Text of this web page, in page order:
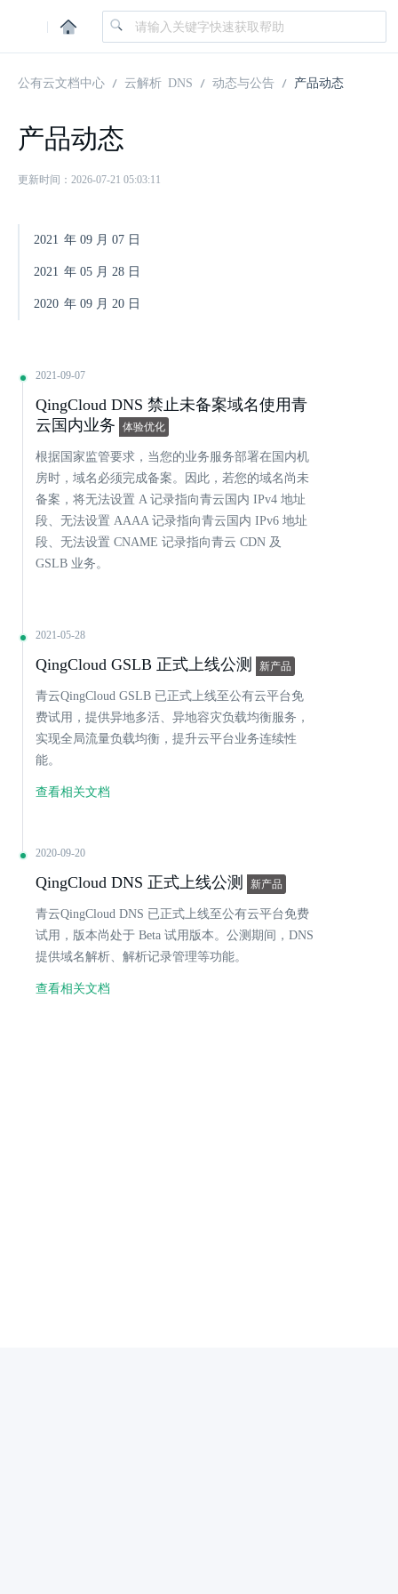
|
公有云文档中心 云解析 DNS 动态与公告 产品动态
产品动态
更新时间：2026-07-21 05:03:11
2021 年 09 月 07 日
2021 年 05 月 28 日
2020 年 09 月 20 日
2021-09-07
QingCloud DNS 禁止未备案域名使用青
云国内业务
体验优化
根据国家监管要求，当您的业务服务部署在国内机
房时，域名必须完成备案。因此，若您的域名尚未
备案，将无法设置 A 记录指向青云国内 IPv4 地址
段、无法设置 AAAA 记录指向青云国内 IPv6 地址
段、无法设置 CNAME 记录指向青云 CDN 及
GSLB 业务。
2021-05-28
QingCloud GSLB 正式上线公测 新产品
青云QingCloud GSLB 已正式上线至公有云平台免
费试用，提供异地多活、异地容灾负载均衡服务，
实现全局流量负载均衡，提升云平台业务连续性
能。
查看相关文档
2020-09-20
QingCloud DNS 正式上线公测 新产品
青云QingCloud DNS 已正式上线至公有云平台免费
试用，版本尚处于 Beta 试用版本。公测期间，DNS
提供域名解析、解析记录管理等功能。
查看相关文档